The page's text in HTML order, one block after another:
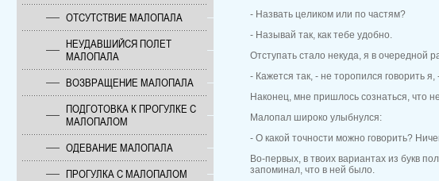
ОТСУТСТВИЕ МАЛОПАЛА
НЕУДАВШИЙСЯ ПОЛЕТ
МАЛОПАЛА
ВОЗВРАЩЕНИЕ МАЛОПАЛА
ПОДГОТОВКА К ПРОГУЛКЕ С
МАЛОПАЛОМ
ОДЕВАНИЕ МАЛОПАЛА
ПРОГУЛКА С МАЛОПАЛОМ
- Назвать целиком или по частям?
- Называй так, как тебе удобно.
Отступать стало некуда, я в очередной
- Кажется так, - не торопился
Наконец, мне пришлось сознаться, что
Малопал широко улыбнулся:
- О какой точности можно говорить?
Во-первых, в твоих вариантах из букв
запоминал, что в ней было.